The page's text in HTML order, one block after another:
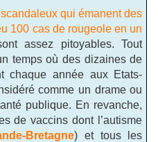
qui émanent des
100 cas de rougeole en un
assez pitoyables. Tout
temps où des dizaines de
chaque année aux Etats-
comme un drame ou
publique. En revanche,
de vaccins dont l’autisme
Bretagne) et tous les